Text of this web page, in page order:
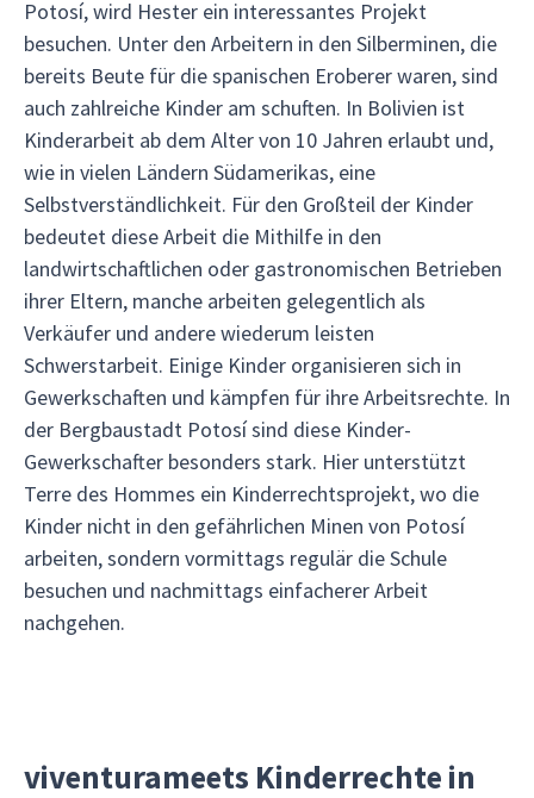
Potosí, wird Hester ein interessantes Projekt
besuchen. Unter den Arbeitern in den Silberminen, die
bereits Beute für die spanischen Eroberer waren, sind
auch zahlreiche Kinder am schuften. In Bolivien ist
Kinderarbeit ab dem Alter von 10 Jahren erlaubt und,
wie in vielen Ländern Südamerikas, eine
Selbstverständlichkeit. Für den Großteil der Kinder
bedeutet diese Arbeit die Mithilfe in den
landwirtschaftlichen oder gastronomischen Betrieben
ihrer Eltern, manche arbeiten gelegentlich als
Verkäufer und andere wiederum leisten
Schwerstarbeit. Einige Kinder organisieren sich in
Gewerkschaften und kämpfen für ihre Arbeitsrechte. In
der Bergbaustadt Potosí sind diese Kinder-
Gewerkschafter besonders stark. Hier unterstützt
Terre des Hommes ein Kinderrechtsprojekt, wo die
Kinder nicht in den gefährlichen Minen von Potosí
arbeiten, sondern vormittags regulär die Schule
besuchen und nachmittags einfacherer Arbeit
nachgehen.
viventurameets Kinderrechte in